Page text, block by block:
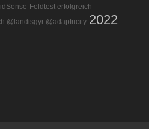
Feldtest erfolgreich
@landisgyr @adaptricity 2022